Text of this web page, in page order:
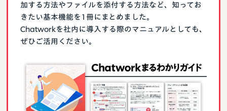
加する方法やファイルを添付する方法など、知ってお
きたい基本機能を1冊にまとめました。
Chatworkを社内に導入する際のマニュアルとしても、
ぜひご活用ください。